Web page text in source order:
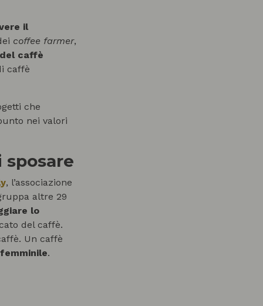
il
coffee farmer,
caffè
caffè
che
nei valori
, l’associazione
altre 29
lo
del caffè.
Un caffè
.